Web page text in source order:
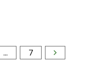
... 7